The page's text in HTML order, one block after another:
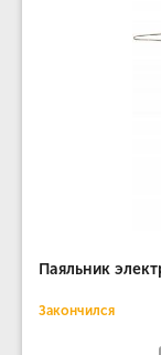
Паяльник
Закончился